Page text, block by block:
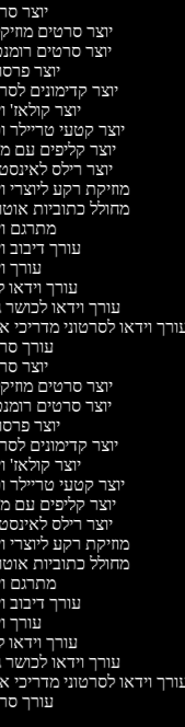
יוצר
יוצר סרטים
יוצר סרטים
יוצר
יוצר קדימונים
יוצר קולאז'
יוצר קטעי טריילר
יוצר קליפים עם
יוצר רילס
מוזיקת רקע ליוצרי
מחולל כתוביות
מתרגם
עורך דיבוב
עורך
עורך וידאו
עורך וידאו לכושר
עורך וידאו לסרטוני מדריכי
עורך
יוצר
יוצר סרטים
יוצר סרטים
יוצר
יוצר קדימונים
יוצר קולאז'
יוצר קטעי טריילר
יוצר קליפים עם
יוצר רילס
מוזיקת רקע ליוצרי
מחולל כתוביות
מתרגם
עורך דיבוב
עורך
עורך וידאו
עורך וידאו לכושר
עורך וידאו לסרטוני מדריכי
עורך